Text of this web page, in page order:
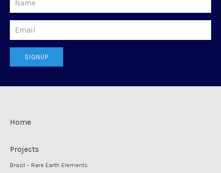
SIGNUP
Home
Projects
Brazil – Rare Earth Elements